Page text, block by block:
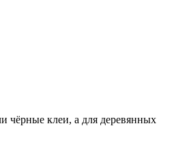
чёрные клеи, а для деревянных